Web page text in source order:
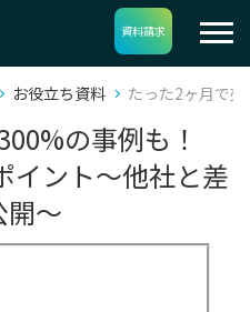
資料請求
お役立ち資料 たった2ヶ月で
の事例も！
イント～他社と差
開～